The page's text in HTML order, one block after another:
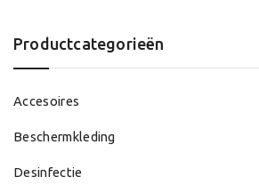
Productcategorieën
Accesoires
Beschermkleding
Desinfectie